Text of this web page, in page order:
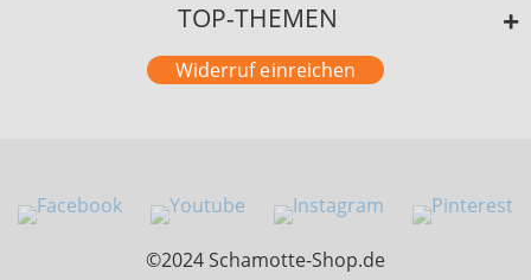
TOP-THEMEN
Widerruf einreichen
©2024 Schamotte-Shop.de